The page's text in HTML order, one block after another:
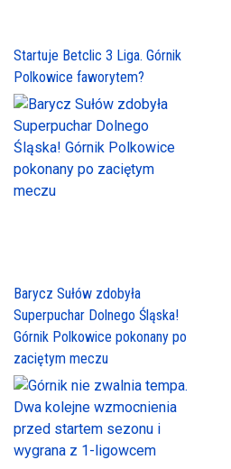
Startuje Betclic 3 Liga. Górnik
Polkowice faworytem?
Barycz Sułów zdobyła
Superpuchar Dolnego Śląska!
Górnik Polkowice pokonany po
zaciętym meczu